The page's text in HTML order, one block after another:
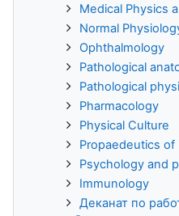
Medical Physics
Normal
Ophthalmology
Pathological
Pathological
Pharmacology
Physical Culture
Propaedeutics of
Psychology and
Immunology
Деканат по